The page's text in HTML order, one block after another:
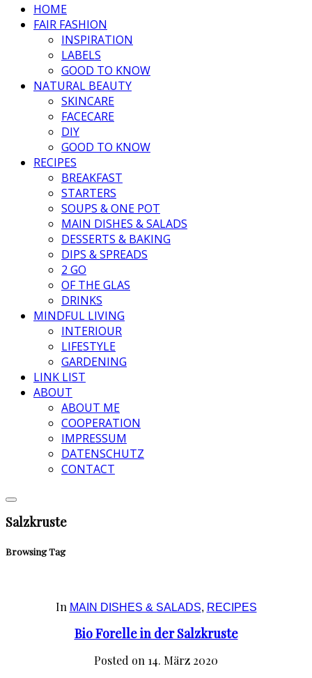
HOME
FAIR FASHION
INSPIRATION
LABELS
GOOD TO KNOW
NATURAL BEAUTY
SKINCARE
FACECARE
DIY
GOOD TO KNOW
RECIPES
BREAKFAST
STARTERS
SOUPS & ONE POT
MAIN DISHES & SALADS
DESSERTS & BAKING
DIPS & SPREADS
2 GO
OF THE GLAS
DRINKS
MINDFUL LIVING
INTERIOUR
LIFESTYLE
GARDENING
LINK LIST
ABOUT
ABOUT ME
COOPERATION
IMPRESSUM
DATENSCHUTZ
CONTACT
Salzkruste
Browsing Tag
In MAIN DISHES & SALADS, RECIPES
Bio Forelle in der Salzkruste
Posted on 14. März 2020